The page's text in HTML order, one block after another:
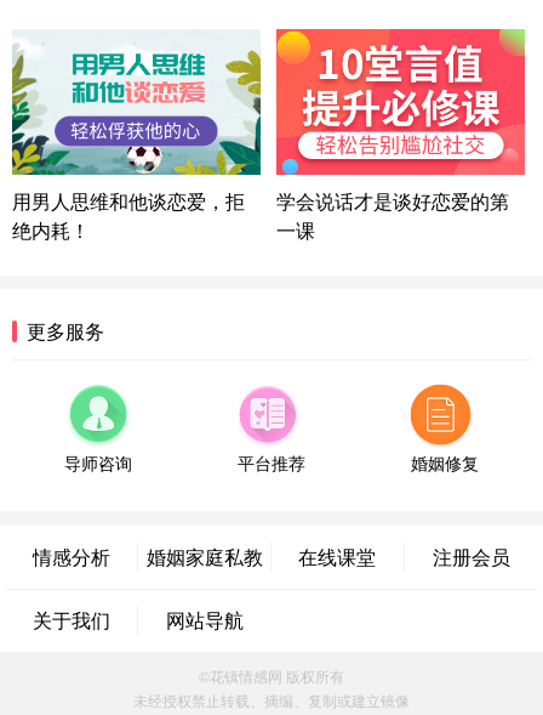
陕西-西安 139****6283
3分钟前
微信用户 喜欢下雨天^ 通过此页面咨询，已获得专属
情感方案
浙江-宁波 150****8921
28分钟前
属情感方案
湖南-长沙 187****3359
山东-青岛 138****9975
7分钟前
微信用户 小任性 通过此页面咨询，已获得专属情感
上海-黄浦 135****7601
24分钟前
案
微信用户 谢思明 通过此页面咨询，已获得专属情感
方案
用男人思维和他谈恋爱，拒
绝内耗！
学会说话才是谈好恋爱的第
一课
更多服务
导师咨询 平台推荐 婚姻修复
情感分析 婚姻家庭私教 在线课堂 注册会员
关于我们 网站导航
©花镇情感网 版权所有
未经授权禁止转载、摘编、复制或建立镜像